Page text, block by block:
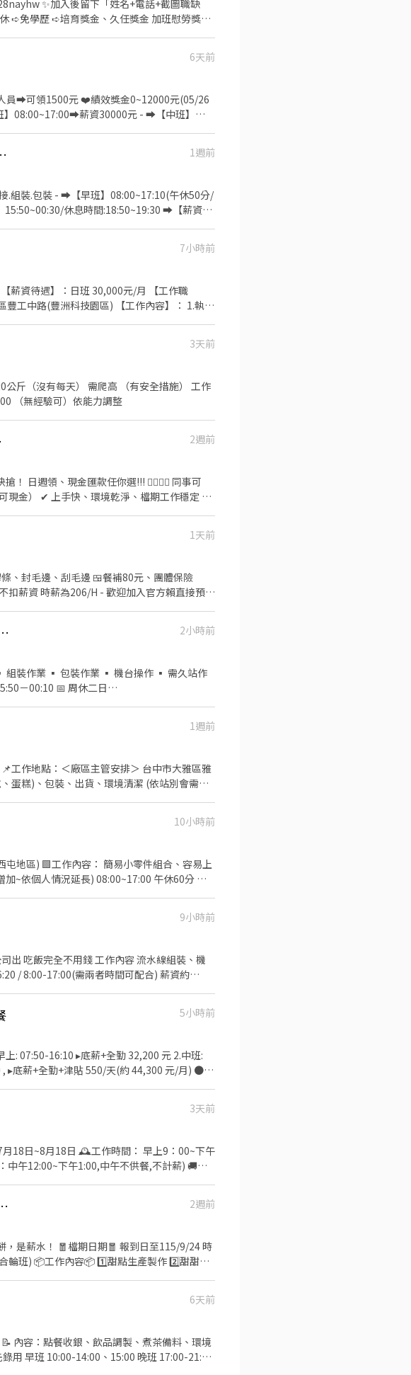
✨加入後留下「姓名+電話+截圖職缺
免學歷 ➪培育獎金、久任獎金 加班慰勞獎金
、組裝、測試、包裝 ▪ 產品檢驗及試產前置作業
6天前
員➡️可領1500元 ❤️績效獎金0~12000元(05/26
08:00~17:00➡️薪資30000元 - ➡️【中班】
) - ✅【工作環境】全廠冷氣房 ✅【休假制度】
.中夜班、夜班餐費有補助70塊/天 - ❤️請先按
↓↓找嘉嘉 工作攏低嘉↓↓ ☎️連絡
╚~~♥~~♥~~⭐️【 快速找工作 】
大廠✅徵作業員-吉
1週前
.組裝.包裝 - ➡️【早班】08:00~17:10(午休50分/
休息時間:18:50~19:30 ➡️【薪資】
第一個月:3000元、第二個月:6000元、第三
可領3000元/次 - ✅【工作環境】冷氣房
貼】配合加班平日誤餐費80塊.假日100塊
洽面試 - ╔~~♥~~♥~~⭐️【 應徵方式 】
陳嘉嘉 ➡️火速找嘉嘉
7小時前
工中路(豐洲科技園區) 【工作內容】： 1.執行
及截圖職缺，他會
3天前
斤（沒有每天） 需爬高 （有安全措施） 工作
2200-2800 （無經驗可）依能力調整
手】
2週前
日週領、現金匯款任你選!!! 👩‍❤️‍💋‍👩 同事可
⮕黛熙Daisy專員 電話📲:
專員陪你抬槓 #詢問要有禮貌喔
1天前
、封毛邊、刮毛邊 🍱餐補80元、團體保險
資 時薪為206/H - 歡迎加入官方賴直接預約
增加收入｜免費供餐＋獎金福利超多💰
2小時前
，立即預約面試！ 高獎金、高津貼、免費供
1週前
10小時前
屯地區) 🟩工作內容： 簡易小零件組合、容易上
9小時前
工作內容 流水線組裝、機
約
5小時前
3天前
12:00~下午1:00,中午不供餐,不計薪) 🚚工
中秋限定！錯過再等一年！
2週前
至115/9/24 時
6天前
內容：點餐收銀、飲品調製、煮茶備料、環境
用 早班 10:00-14:00、15:00 晚班 17:00-21:00